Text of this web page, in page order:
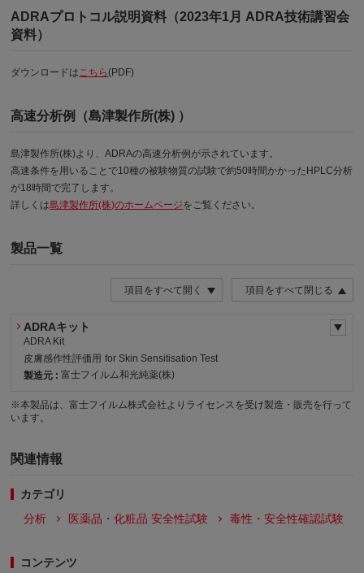
ADRAプロトコル説明資料（2023年1月 ADRA技術講習会
資料）
ダウンロードはこちら(PDF)
高速分析例（島津製作所(株) ）
島津製作所(株)より、ADRAの高速分析例が示されています。
高速条件を用いることで10種の被験物質の試験で約50時間かかったHPLC分析
が18時間で完了します。
詳しくは島津製作所(株)のホームページをご覧ください。
製品一覧
項目をすべて開く 項目をすべて閉じる
ADRAキット
ADRA Kit
皮膚感作性評価用 for Skin Sensitisation Test
製造元 :富士フイルム和光純薬(株)
審・優
※本製品は、富士フイルム株式会社よりライセンスを受け製造・販売を行って
います。
関連情報
カテゴリ
分析
医薬品・化粧品 安全性試験 毒性・安全性確認試験
コンテンツ